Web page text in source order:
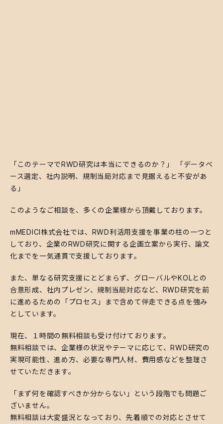
「このテーマでRWD研究は本当にできるのか？」 「データベ
ース選定、社内説明、規制当局対応まで見据えると不安があ
る」
​このようなご相談を、多くの企業様から頂戴しております。
​mMEDICI株式会社では、RWD利活用支援を事業の柱の一つと
しており、企業のRWD研究に関する企画立案から実行、論文
化までを一気通貫で支援しております。
​また、単なる研究支援にとどまらず、グローバルやKOLとの
合意形成、社内プレゼン、規制当局対応など、RWD研究を前
に進めるための「プロセス」まで含めて伴走できる点を強み
としています。
​現在、１時間の無料相談も受け付けております。
無料相談では、企業様の状況やテーマに応じて、RWD研究の
実現可能性、進め方、必要な専門人材、費用感などを整理さ
せていただきます。
​「まず何を確認すべきか分からない」という段階でも問題ご
ざいません。
無料相談は大変盛況となっており、先着順での対応とさせて